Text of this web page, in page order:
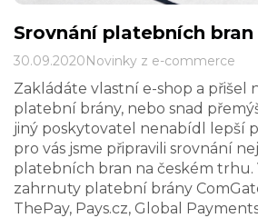
Srovnání platebních bran
30.09.2020Novinky z e-commerce
Zakládáte vlastní e-shop a přišel
platební brány, nebo snad
jiný poskytovatel nenabídl lepší
pro vás jsme připravili srovnání
platebních bran na českém trhu.
zahrnuty platební brány
ThePay, Pays.cz, Global